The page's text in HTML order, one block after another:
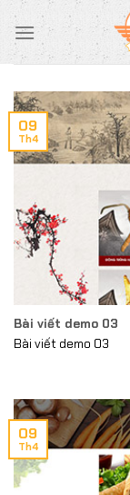
Chuyển
đến
nội
Bài viết demo 03
Bài viết demo 03
09
Th4
09
Th4